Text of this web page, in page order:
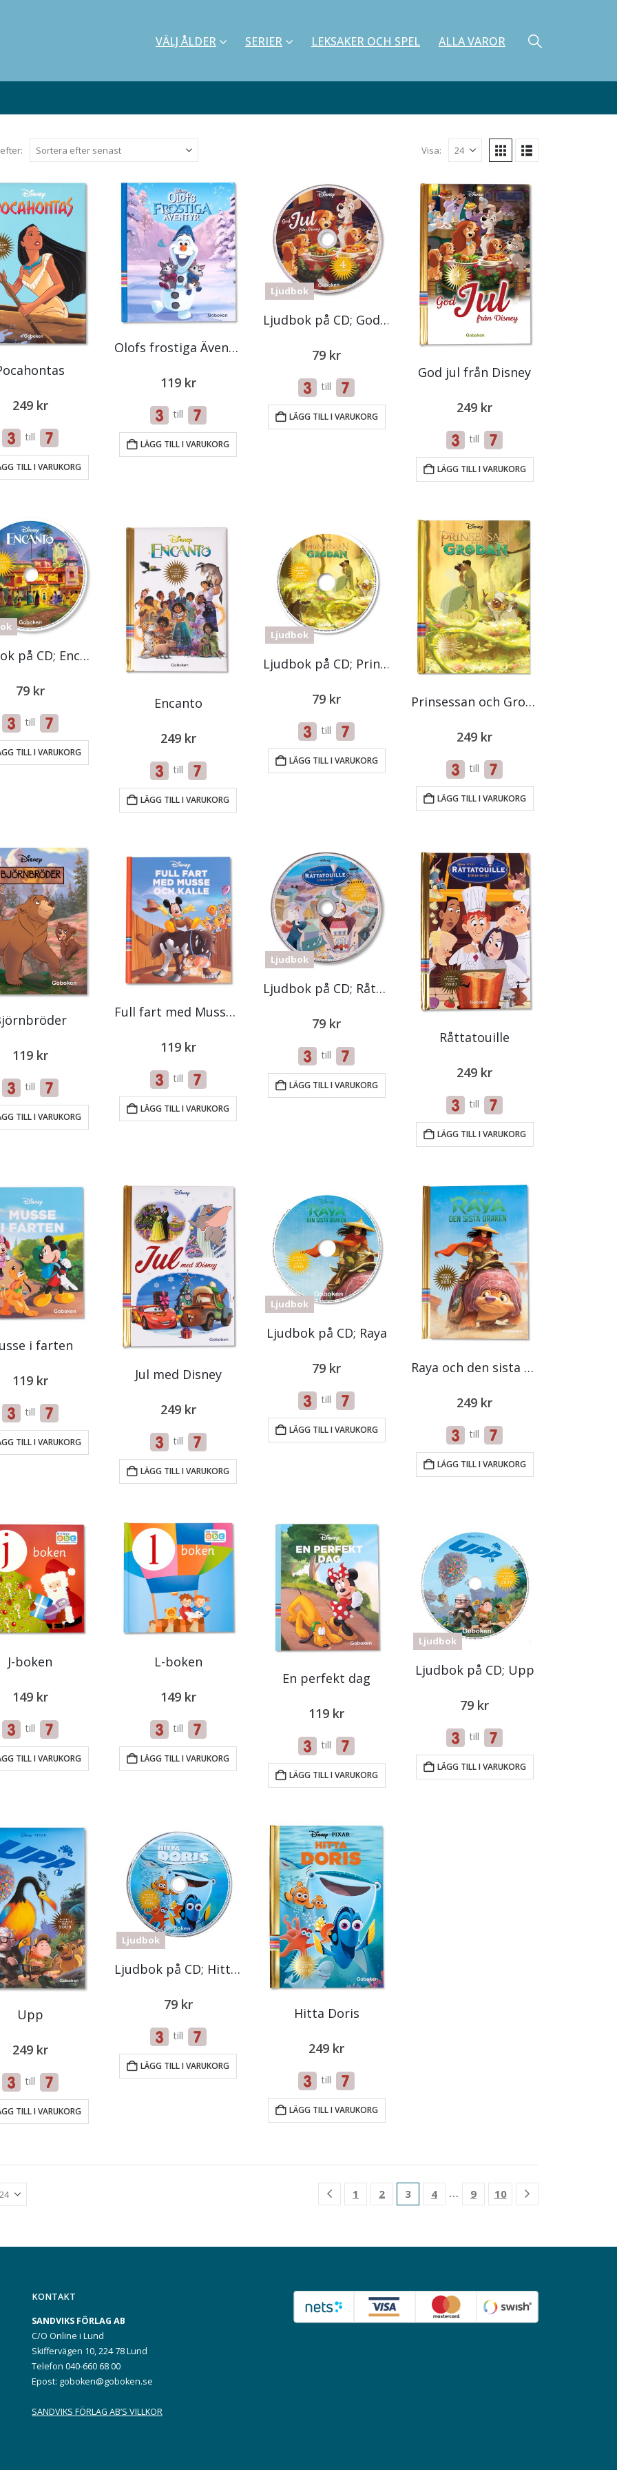
VÄLJ ÅLDER SERIER LEKSAKER OCH SPEL ALLA VAROR
Visa:
249 kr
till
TILL I VARUKORG
Olofs frostiga Äventyr
119 kr
till
LÄGG TILL I VARUKORG
Ljudbok
Ljudbok på CD; God Jul från Disney
79 kr
till
LÄGG TILL I VARUKORG
God jul från Disney
249 kr
till
LÄGG TILL I VARUKORG
Ljudbok på CD; Encanto
79 kr
till
TILL I VARUKORG
Encanto
249 kr
till
LÄGG TILL I VARUKORG
Ljudbok
Ljudbok på CD; Prinsessan och Grodan
79 kr
till
LÄGG TILL I VARUKORG
Prinsessan och Grodan
249 kr
till
LÄGG TILL I VARUKORG
119 kr
till
TILL I VARUKORG
Full fart med Musse och Kalle
119 kr
till
LÄGG TILL I VARUKORG
Ljudbok
Ljudbok på CD; Råttatouille
79 kr
till
LÄGG TILL I VARUKORG
Råttatouille
249 kr
till
LÄGG TILL I VARUKORG
i farten
119 kr
till
TILL I VARUKORG
Jul med Disney
249 kr
till
LÄGG TILL I VARUKORG
Ljudbok
Ljudbok på CD; Raya
79 kr
till
LÄGG TILL I VARUKORG
Raya och den sista draken
249 kr
till
LÄGG TILL I VARUKORG
J-boken
149 kr
till
TILL I VARUKORG
L-boken
149 kr
till
LÄGG TILL I VARUKORG
En perfekt dag
119 kr
till
LÄGG TILL I VARUKORG
Ljudbok
Ljudbok på CD; Upp
79 kr
till
LÄGG TILL I VARUKORG
Upp
249 kr
till
TILL I VARUKORG
Ljudbok
Ljudbok på CD; Hitta Doris
79 kr
till
LÄGG TILL I VARUKORG
Hitta Doris
249 kr
till
LÄGG TILL I VARUKORG
1 2 3 4 … 9 10
KONTAKT
SANDVIKS FÖRLAG AB
C/O Online i Lund
Skiffervägen 10, 224 78 Lund
Telefon 040-660 68 00
Epost: goboken@goboken.se
SANDVIKS FÖRLAG AB’S VILLKOR